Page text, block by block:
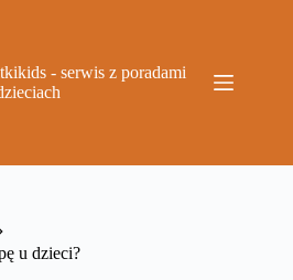
- serwis z poradami
u dzieci?